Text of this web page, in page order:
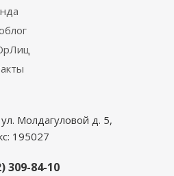
Молдагуловой д. 5,
195027
309-84-10